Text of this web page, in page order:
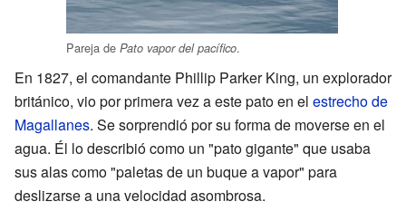
Pareja de Pato vapor del pacífico.
En 1827, el comandante Phillip Parker King, un explorador
británico, vio por primera vez a este pato en el estrecho de
Magallanes. Se sorprendió por su forma de moverse en el
agua. Él lo describió como un "pato gigante" que usaba
sus alas como "paletas de un buque a vapor" para
deslizarse a una velocidad asombrosa.